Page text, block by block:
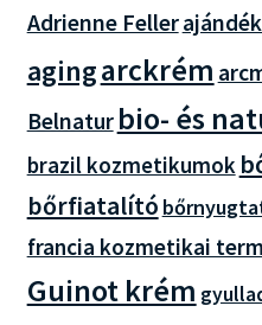
Adrienne Feller
agingarckrém
Belnatur bio- és
brazil kozmetikumok
bőrfiatalító
francia kozmetikai
Guinot krém